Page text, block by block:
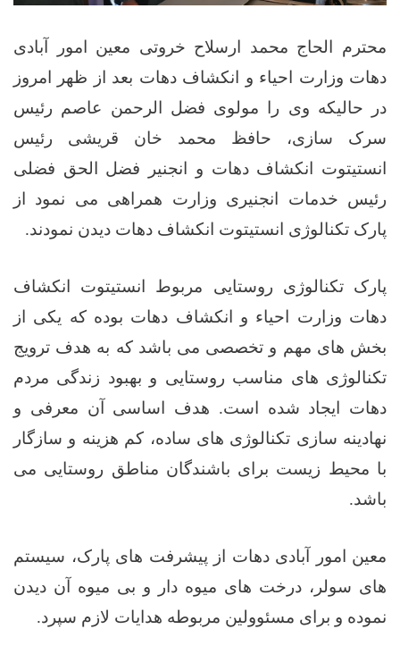
محترم الحاج محمد ارسلاح خروتی معین امور آبادی
دهات وزارت احیاء و انکشاف دهات بعد از ظهر امروز
در حالیکه وی را مولوی فضل الرحمن عاصم رئیس
سرک سازی، حافظ محمد خان قریشی رئیس
انستیتوت انکشاف دهات و انجنیر فضل الحق فضلی
رئیس خدمات انجنیری وزارت همراهی می نمود از
پارک تکنالوژی انستیتوت انکشاف دهات دیدن نمودند.
پارک تکنالوژی روستایی مربوط انستیتوت انکشاف
دهات وزارت احیاء و انکشاف دهات بوده که یکی از
بخش ‌های مهم و تخصصی می باشد که به هدف ترویج
تکنالوژی‌ های مناسب روستایی و بهبود زندگی مردم
دهات ایجاد شده است. هدف اساسی آن معرفی و
نهادینه‌ سازی تکنالوژی ‌های ساده، کم ‌هزینه و سازگار
با محیط زیست برای باشندگان مناطق روستایی می‌
باشد.
معین امور آبادی دهات از پیشرفت های پارک، سیستم
های سولر، درخت های میوه دار و بی میوه آن دیدن
نموده و برای مسئوولین مربوطه هدایات لازم سپرد.